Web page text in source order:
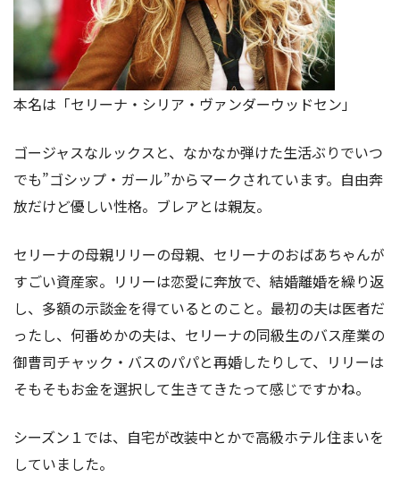
本名は「セリーナ・シリア・ヴァンダーウッドセン」
ゴージャスなルックスと、なかなか弾けた生活ぶりでいつ
でも”ゴシップ・ガール”からマークされています。自由奔
放だけど優しい性格。ブレアとは親友。
セリーナの母親リリーの母親、セリーナのおばあちゃんが
すごい資産家。リリーは恋愛に奔放で、結婚離婚を繰り返
し、多額の示談金を得ているとのこと。最初の夫は医者だ
ったし、何番めかの夫は、セリーナの同級生のバス産業の
御曹司チャック・バスのパパと再婚したりして、リリーは
そもそもお金を選択して生きてきたって感じですかね。
シーズン１では、自宅が改装中とかで高級ホテル住まいを
していました。